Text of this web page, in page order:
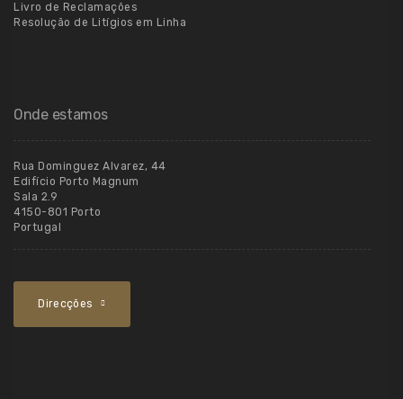
Livro de Reclamações
Resolução de Litígios em Linha
Onde estamos
Rua Dominguez Alvarez, 44
Edifício Porto Magnum
Sala 2.9
4150-801 Porto
Portugal
Direcções